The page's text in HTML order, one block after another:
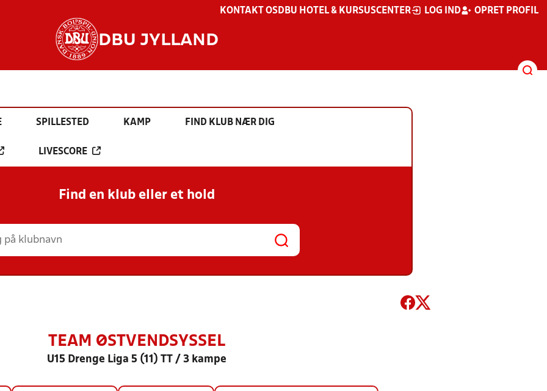
KONTAKT OS DBU HOTEL & KURSUSCENTER LOG IND OPRET PROFIL
DBU JYLLAND
SPILLESTED KAMP FIND KLUB NÆR DIG
LIVESCORE
Find en klub eller et hold
TEAM ØSTVENDSYSSEL
U15 Drenge Liga 5 (11) TT / 3 kampe